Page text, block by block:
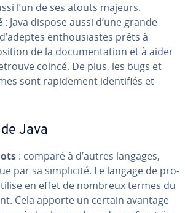
l’un de ses atouts majeurs.
: Java dispose aussi d’une grande
en­thou­siastes prêts à
de la do­cu­men­ta­tion et à aider
coincé. De plus, les bugs et
sont ra­pi­de­ment iden­ti­fiés et
Java
: comparé à d’autres langages,
par sa sim­pli­cité. Le langage de pro­
en effet de nombreux termes du
Cela apporte un certain avantage